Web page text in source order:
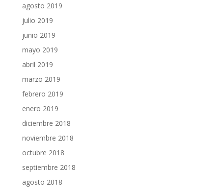
agosto 2019
julio 2019
junio 2019
mayo 2019
abril 2019
marzo 2019
febrero 2019
enero 2019
diciembre 2018
noviembre 2018
octubre 2018
septiembre 2018
agosto 2018